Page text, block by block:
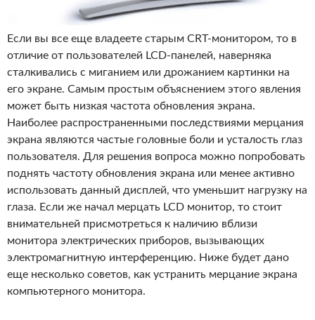
Если вы все еще владеете старым CRT-монитором, то в
отличие от пользователей LCD-панелей, наверняка
сталкивались с миганием или дрожанием картинки на
его экране. Самым простым объяснением этого явления
может быть низкая частота обновления экрана.
Наиболее распространенными последствиями мерцания
экрана являются частые головные боли и усталость глаз
пользователя. Для решения вопроса можно попробовать
поднять частоту обновления экрана или менее активно
использовать данный дисплей, что уменьшит нагрузку на
глаза. Если же начал мерцать LCD монитор, то стоит
внимательней присмотреться к наличию вблизи
монитора электрических приборов, вызывающих
электромагнитную интерференцию. Ниже будет дано
еще несколько советов, как устранить мерцание экрана
компьютерного монитора.